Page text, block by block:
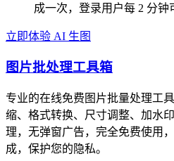
成一次，登录用户每 2 分钟
立即体验 AI 生图
图片批处理工具箱
专业的在线免费图片批量处理工
缩、格式转换、尺寸调整、加水
理，无弹窗广告，完全免费使用
成，保护您的隐私。